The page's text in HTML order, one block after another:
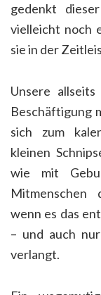
gedenkt
vielleicht noch
sie in der
Unsere
Beschäftigung
sich zum
kleinen
wie mit
Mitmenschen
wenn es das
– und auch nur
verlangt.